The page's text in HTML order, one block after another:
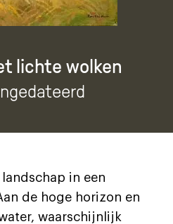
lichte wolken
in een
de hoge horizon en
waarschijnlijk